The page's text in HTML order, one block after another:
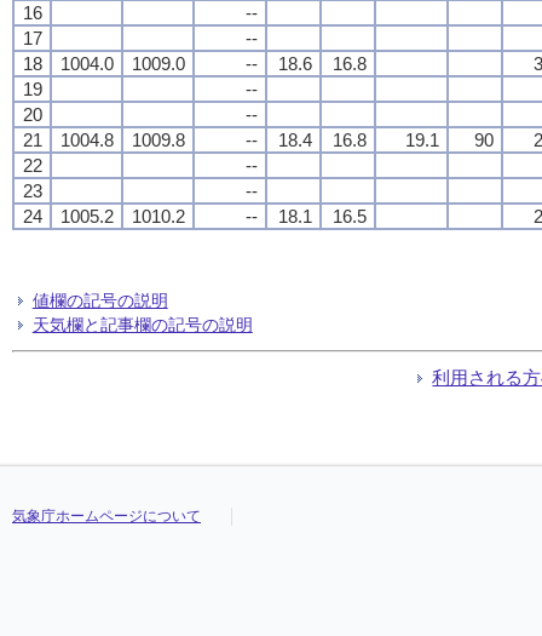
16
--
17
--
18
1004.0 1009.0 -- 18.6 16.8
19
--
20
--
21
1004.8 1009.8 -- 18.4 16.8 19.1 90
22
--
23
--
24
1005.2 1010.2 -- 18.1 16.5
値欄の記号の説明
天気欄と記事欄の記号の説明
利用される
気象庁ホームページについて